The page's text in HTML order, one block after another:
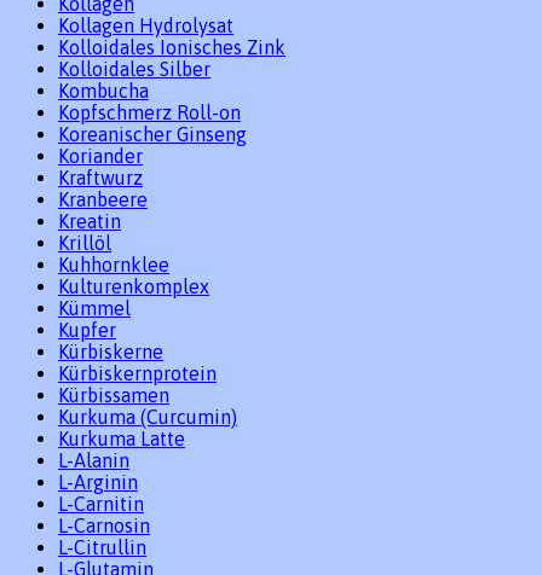
Kollagen Hydrolysat
Kolloidales Ionisches Zink
Kolloidales Silber
Kombucha
Kopfschmerz Roll-on
Koreanischer Ginseng
Koriander
Kraftwurz
Kranbeere
Kreatin
Krillöl
Kuhhornklee
Kulturenkomplex
Kümmel
Kupfer
Kürbiskerne
Kürbiskernprotein
Kürbissamen
Kurkuma (Curcumin)
Kurkuma Latte
L-Alanin
L-Arginin
L-Carnitin
L-Carnosin
L-Citrullin
L-Glutamin